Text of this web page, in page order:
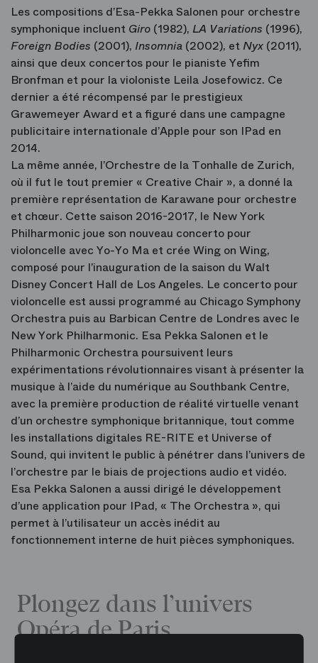
Les compositions d’Esa-Pekka Salonen pour orchestre
symphonique incluent Giro (1982), LA Variations (1996),
Foreign Bodies (2001), Insomnia (2002), et Nyx (2011),
ainsi que deux concertos pour le pianiste Yefim
Bronfman et pour la violoniste Leila Josefowicz. Ce
dernier a été récompensé par le prestigieux
Grawemeyer Award et a figuré dans une campagne
publicitaire internationale d’Apple pour son IPad en
2014.
La même année, l’Orchestre de la Tonhalle de Zurich,
où il fut le tout premier « Creative Chair », a donné la
première représentation de Karawane pour orchestre
et chœur. Cette saison 2016-2017, le New York
Philharmonic joue son nouveau concerto pour
violoncelle avec Yo-Yo Ma et crée Wing on Wing,
composé pour l’inauguration de la saison du Walt
Disney Concert Hall de Los Angeles. Le concerto pour
violoncelle est aussi programmé au Chicago Symphony
Orchestra puis au Barbican Centre de Londres avec le
New York Philharmonic. Esa Pekka Salonen et le
Philharmonic Orchestra poursuivent leurs
expérimentations révolutionnaires visant à présenter la
musique à l’aide du numérique au Southbank Centre,
avec la première production de réalité virtuelle venant
d’un orchestre symphonique britannique, tout comme
les installations digitales RE-RITE et Universe of
Sound, qui invitent le public à pénétrer dans l’univers de
l’orchestre par le biais de projections audio et vidéo.
Esa Pekka Salonen a aussi dirigé le développement
d’une application pour IPad, « The Orchestra », qui
permet à l’utilisateur un accès inédit au
fonctionnement interne de huit pièces symphoniques.
Plongez dans l’univers
Opéra de Paris